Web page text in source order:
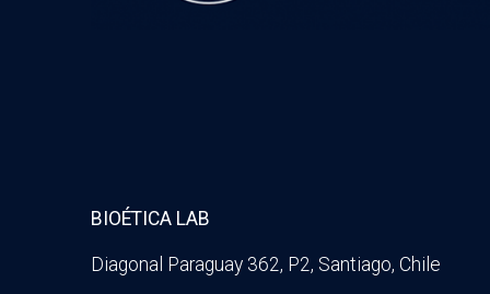
BIOÉTICA LAB
Diagonal Paraguay 362, P2, Santiago, Chile